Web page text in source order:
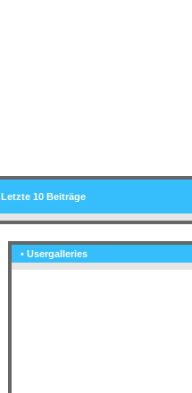
Letzte 10 Beiträge
• Usergalleries